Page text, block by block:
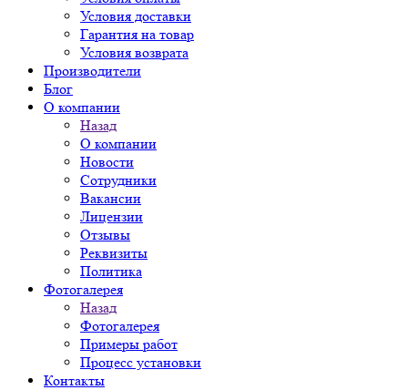
Условия доставки
Гарантия на товар
Условия возврата
Производители
Блог
О компании
Назад
О компании
Новости
Сотрудники
Вакансии
Лицензии
Отзывы
Реквизиты
Политика
Фотогалерея
Назад
Фотогалерея
Примеры работ
Процесс установки
Контакты